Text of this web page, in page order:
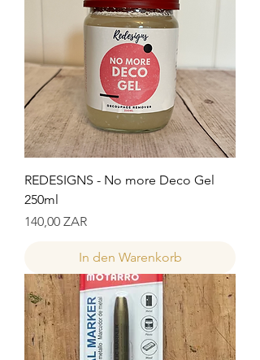
REDESIGNS - No more Deco Gel
250ml
Preis
140,00 ZAR
In den Warenkorb